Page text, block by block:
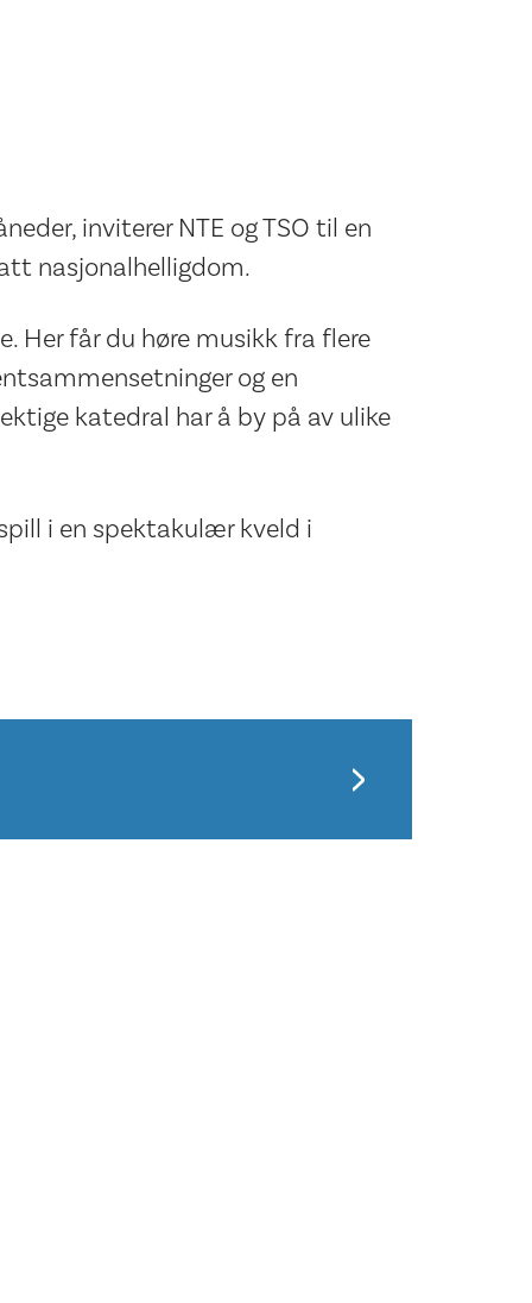
inviterer NTE og TSO til en
nasjonalhelligdom.
Her får du høre musikk fra flere
og en
katedral har å by på av ulike
i en spektakulær kveld i